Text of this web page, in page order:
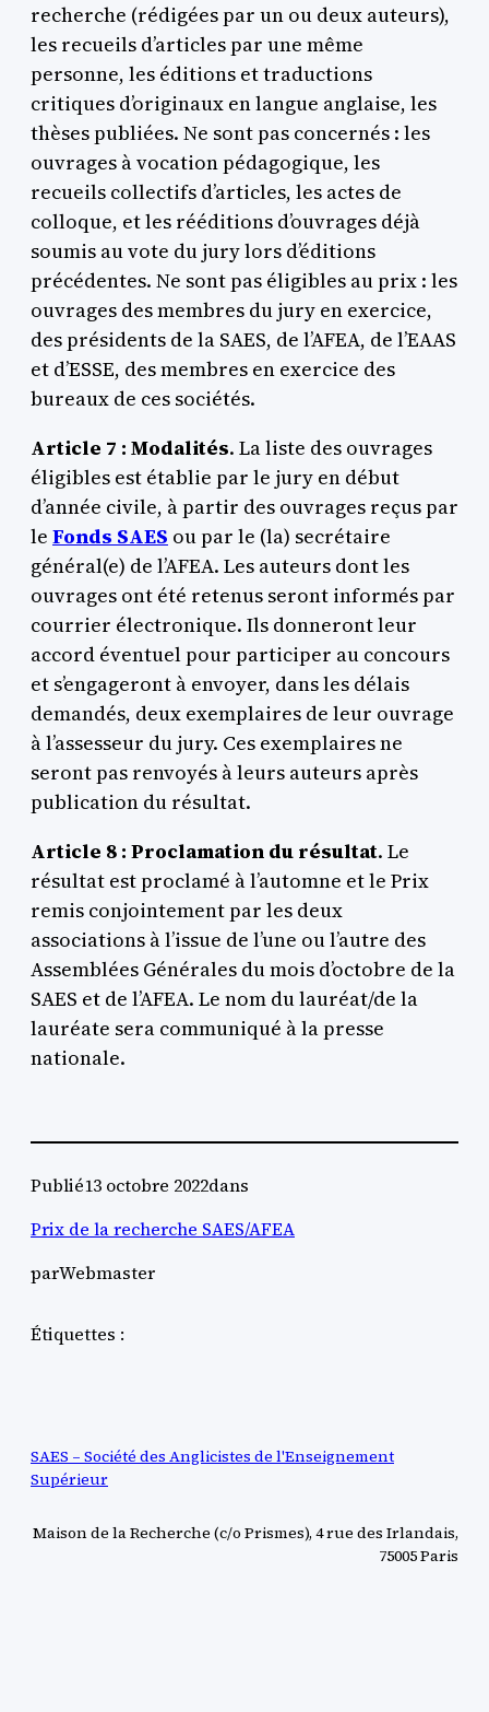
recherche (rédigées par un ou deux auteurs),
les recueils d’articles par une même
personne, les éditions et traductions
critiques d’originaux en langue anglaise, les
thèses publiées. Ne sont pas concernés : les
ouvrages à vocation pédagogique, les
recueils collectifs d’articles, les actes de
colloque, et les rééditions d’ouvrages déjà
soumis au vote du jury lors d’éditions
précédentes. Ne sont pas éligibles au prix : les
ouvrages des membres du jury en exercice,
des présidents de la SAES, de l’AFEA, de l’EAAS
et d’ESSE, des membres en exercice des
bureaux de ces sociétés.
Article 7 : Modalités. La liste des ouvrages
éligibles est établie par le jury en début
d’année civile, à partir des ouvrages reçus par
le Fonds SAES ou par le (la) secrétaire
général(e) de l’AFEA. Les auteurs dont les
ouvrages ont été retenus seront informés par
courrier électronique. Ils donneront leur
accord éventuel pour participer au concours
et s’engageront à envoyer, dans les délais
demandés, deux exemplaires de leur ouvrage
à l’assesseur du jury. Ces exemplaires ne
seront pas renvoyés à leurs auteurs après
publication du résultat.
Article 8 : Proclamation du résultat. Le
résultat est proclamé à l’automne et le Prix
remis conjointement par les deux
associations à l’issue de l’une ou l’autre des
Assemblées Générales du mois d’octobre de la
SAES et de l’AFEA. Le nom du lauréat/de la
lauréate sera communiqué à la presse
nationale.
Publié13 octobre 2022dans
Prix de la recherche SAES/AFEA
parWebmaster
Étiquettes :
SAES – Société des Anglicistes de l'Enseignement
Supérieur
Maison de la Recherche (c/o Prismes), 4 rue des Irlandais,
75005 Paris